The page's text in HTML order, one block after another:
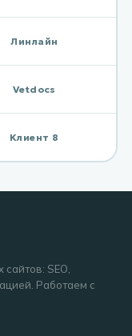
Линлайн
Vetdocs
Клиент 8
SEO,
Работаем с